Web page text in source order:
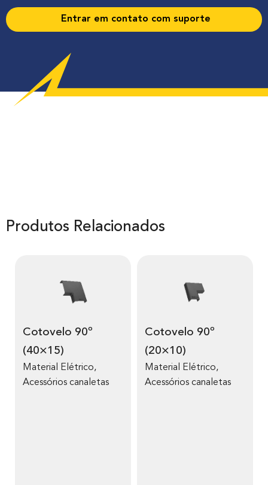
Entrar em contato com suporte
Produtos Relacionados
Cotovelo 90º
(40×15)
Material Elétrico,
Acessórios canaletas
Cotovelo 90º
(20×10)
Material Elétrico,
Acessórios canaletas